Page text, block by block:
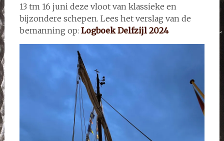
13 tm 16 juni deze vloot van klassieke en
bijzondere schepen. Lees het verslag van de
bemanning op: Logboek Delfzijl 2024